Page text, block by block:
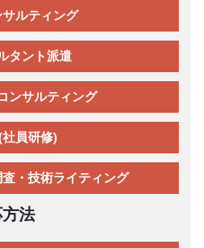
ルティング
タント派遣
ンサルティング
員研修)
・技術ライティング
法